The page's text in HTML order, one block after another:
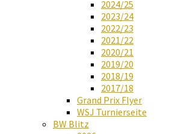
2024/25
2023/24
2022/23
2021/22
2020/21
2019/20
2018/19
2017/18
Grand Prix Flyer
WSJ Turnierseite
BW Blitz